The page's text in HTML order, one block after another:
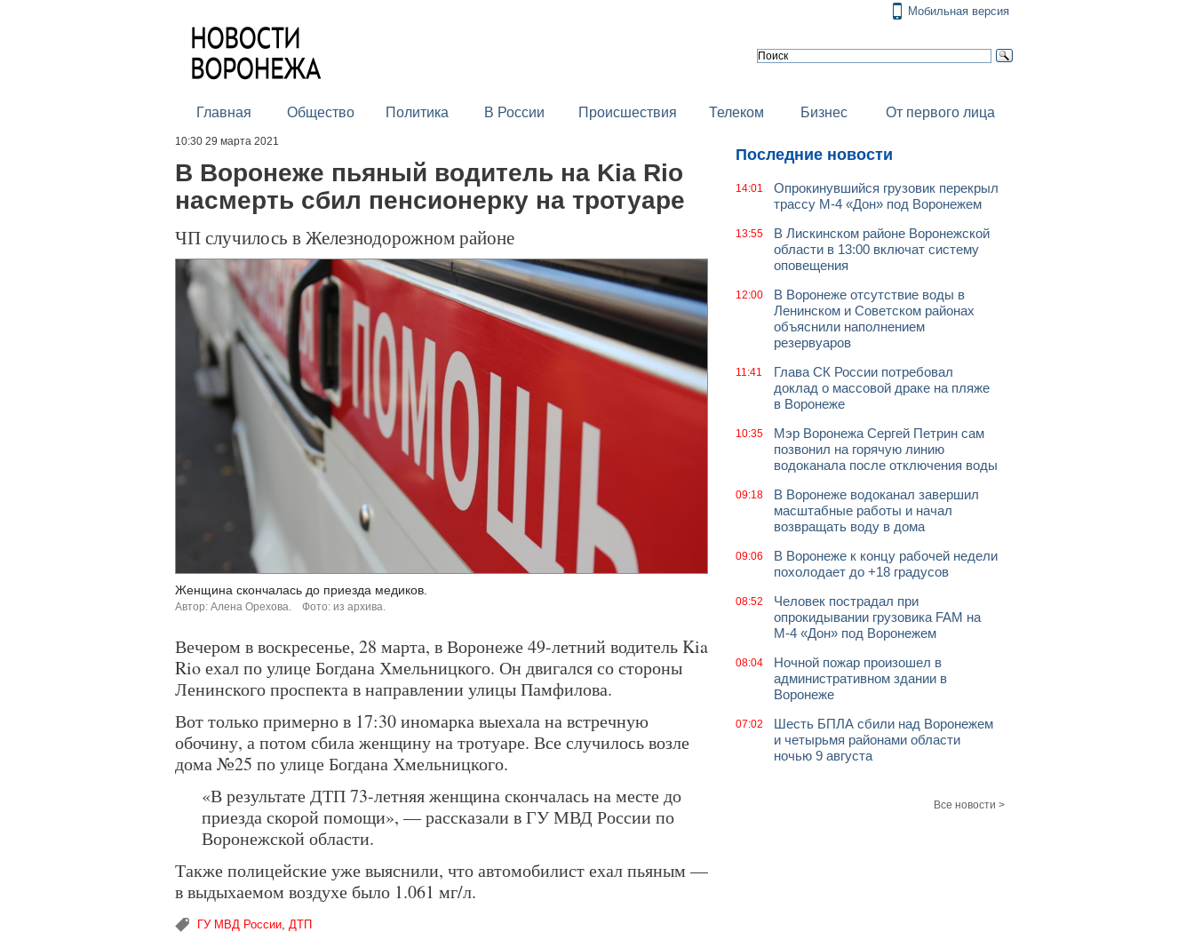
Мобильная версия
Главная Общество Политика В России Происшествия Телеком Бизнес От первого лица
10:30 29 марта 2021
В Воронеже пьяный водитель на Kia Rio
насмерть сбил пенсионерку на тротуаре
ЧП случилось в Железнодорожном районе
Женщина скончалась до приезда медиков.
Автор: Алена Орехова. Фото: из архива.
Вечером в воскресенье, 28 марта, в Воронеже 49-летний водитель Kia
Rio ехал по улице Богдана Хмельницкого. Он двигался со стороны
Ленинского проспекта в направлении улицы Памфилова.
Вот только примерно в 17:30 иномарка выехала на встречную
обочину, а потом сбила женщину на тротуаре. Все случилось возле
дома №25 по улице Богдана Хмельницкого.
«В результате ДТП 73-летняя женщина скончалась на месте до
приезда скорой помощи», — рассказали в ГУ МВД России по
Воронежской области.
Также полицейские уже выяснили, что автомобилист ехал пьяным —
в выдыхаемом воздухе было 1.061 мг/л.
ГУ МВД России, ДТП
Последние новости
14:01
Опрокинувшийся грузовик перекрыл
трассу М-4 «Дон» под Воронежем
13:55
В Лискинском районе Воронежской
области в 13:00 включат систему
оповещения
12:00
В Воронеже отсутствие воды в
Ленинском и Советском районах
объяснили наполнением
резервуаров
11:41
Глава СК России потребовал
доклад о массовой драке на пляже
в Воронеже
10:35
Мэр Воронежа Сергей Петрин сам
позвонил на горячую линию
водоканала после отключения воды
09:18
В Воронеже водоканал завершил
масштабные работы и начал
возвращать воду в дома
09:06
В Воронеже к концу рабочей недели
похолодает до +18 градусов
08:52
Человек пострадал при
опрокидывании грузовика FAM на
М-4 «Дон» под Воронежем
08:04
Ночной пожар произошел в
административном здании в
Воронеже
07:02
Шесть БПЛА сбили над Воронежем
и четырьмя районами области
ночью 9 августа
Все новости >